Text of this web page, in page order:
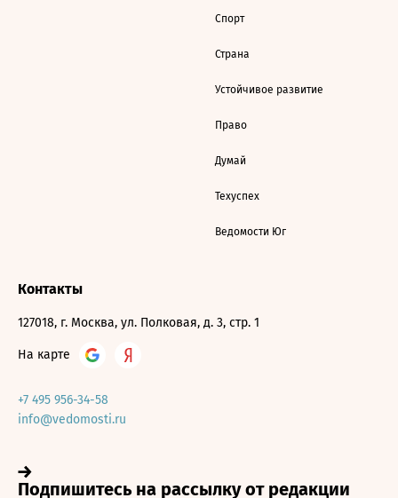
Спорт
Страна
Устойчивое развитие
Право
Думай
Техуспех
Ведомости Юг
Контакты
127018, г. Москва, ул. Полковая, д. 3, стр. 1
На карте
+7 495 956-34-58
info@vedomosti.ru